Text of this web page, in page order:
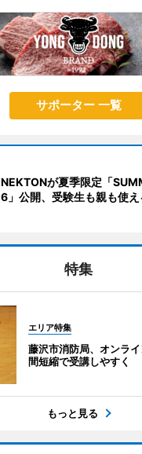
サポーター 一覧
NEKTONが夏季限定「
6」公開、受験生も親も使
特集
エリア特集
藤沢市消防局、オンラ
間短縮で受講しやすく
もっと見る